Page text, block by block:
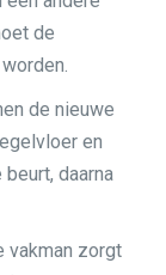
de
de nieuwe
en
daarna
vakman zorgt